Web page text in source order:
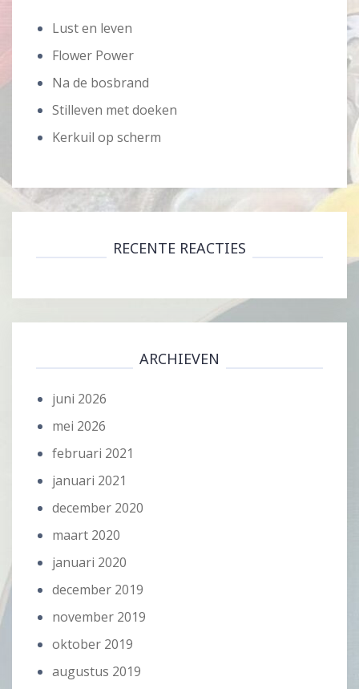
Lust en leven
Flower Power
Na de bosbrand
Stilleven met doeken
Kerkuil op scherm
RECENTE REACTIES
ARCHIEVEN
juni 2026
mei 2026
februari 2021
januari 2021
december 2020
maart 2020
januari 2020
december 2019
november 2019
oktober 2019
augustus 2019